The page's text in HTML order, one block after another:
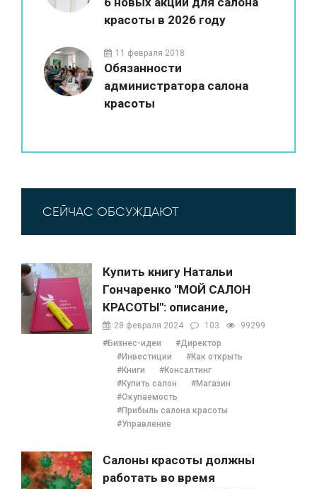
красоты в 2026 году
11 февраля 2018
Обязанности
администратора салона
красоты
СЕЙЧАС ОБСУЖДАЮТ
Купить книгу Натальи
Гончаренко "МОЙ САЛОН
КРАСОТЫ": описание,
содержание, отзывы,
бонусы и 1 глава
28 февраля 2024 103
99299
#Бизнес-идеи
#Директор
#Инвестиции
#Как открыть
#Книги
#Консалтинг
#Купить салон
#Магазин
#Окупаемость
#Прибыль салона красоты
#Управление
Салоны красоты должны
работать во время